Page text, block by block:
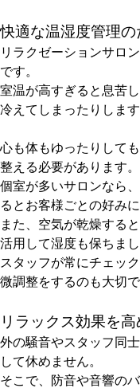
快適な温湿度管理
リラクゼーションサロ
です。
室温が高すぎると息苦
冷えてしまったりします
心も体もゆったりして
整える必要があります。
個室が多いサロンなら
るとお客様ごとの好み
また、空気が乾燥する
活用して湿度も保ちまし
スタッフが常にチェッ
微調整をするのも大切で
リラックス効果を
外の騒音やスタッフ同
して休めません。
そこで、防音や音響の